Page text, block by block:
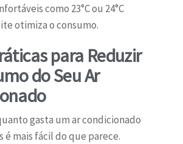
como 23°C ou 24°C
otimiza o consumo.
para Reduzir
do Seu Ar
gasta um ar condicionado
é mais fácil do que parece.